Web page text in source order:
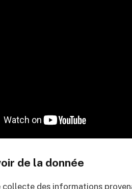
de la donnée
collecte des informations